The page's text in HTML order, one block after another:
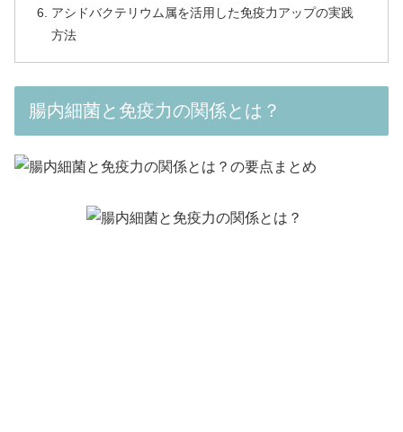
アシドバクテリウム属を活用した免疫力アップの実践
方法
腸内細菌と免疫力の関係とは？